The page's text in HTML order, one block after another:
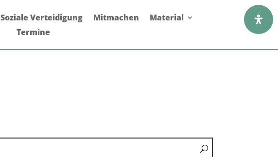
Soziale Verteidigung Mitmachen
Material
Termine